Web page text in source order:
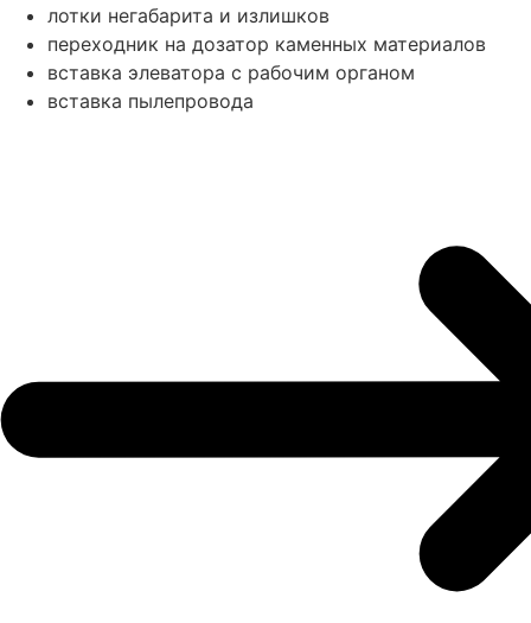
лотки негабарита и излишков
переходник на дозатор каменных материалов
вставка элеватора с рабочим органом
вставка пылепровода